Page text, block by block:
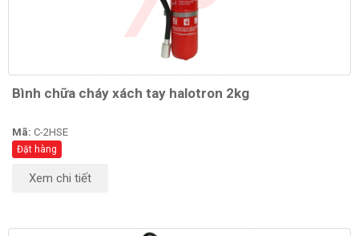
Bình chữa cháy xách tay halotron 2kg
Mã: C-2HSE
Đặt hàng
Xem chi tiết